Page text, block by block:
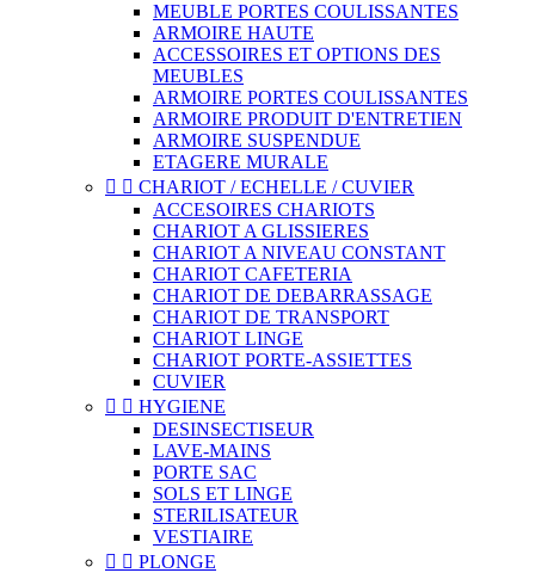
MEUBLE PORTES COULISSANTES
ARMOIRE HAUTE
ACCESSOIRES ET OPTIONS DES
MEUBLES
ARMOIRE PORTES COULISSANTES
ARMOIRE PRODUIT D'ENTRETIEN
ARMOIRE SUSPENDUE
ETAGERE MURALE
  CHARIOT / ECHELLE / CUVIER
ACCESOIRES CHARIOTS
CHARIOT A GLISSIERES
CHARIOT A NIVEAU CONSTANT
CHARIOT CAFETERIA
CHARIOT DE DEBARRASSAGE
CHARIOT DE TRANSPORT
CHARIOT LINGE
CHARIOT PORTE-ASSIETTES
CUVIER
  HYGIENE
DESINSECTISEUR
LAVE-MAINS
PORTE SAC
SOLS ET LINGE
STERILISATEUR
VESTIAIRE
  PLONGE